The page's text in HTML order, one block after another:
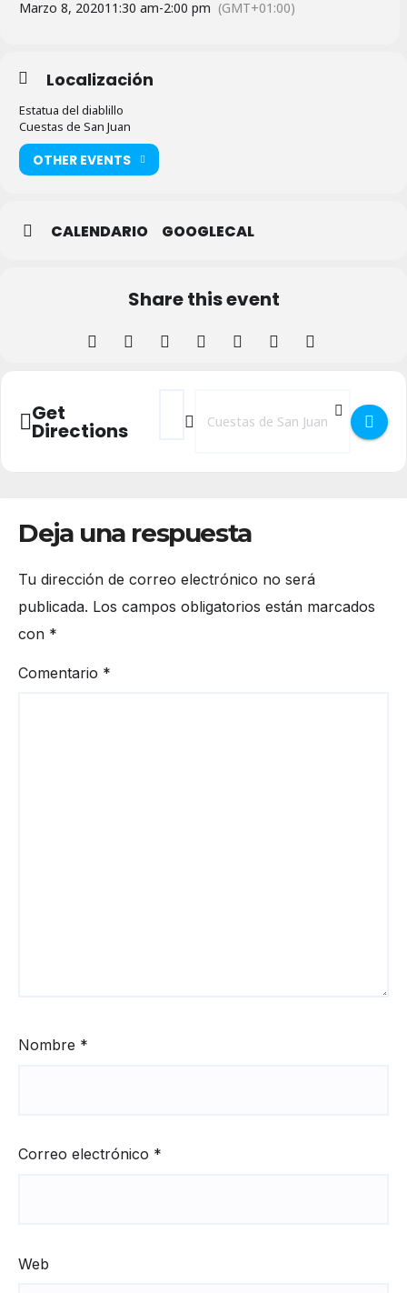
Marzo 8, 202011:30 am-2:00 pm (GMT+01:00)
Localización
Estatua del diablillo
Cuestas de San Juan
OTHER EVENTS
CALENDARIO GOOGLECAL
Share this event
Get
Directions
Address - Visitas Guiadas - Mujeres en
Destination Address - Visitas
Deja una respuesta
Tu dirección de correo electrónico no será
publicada. Los campos obligatorios están marcados
con *
Comentario *
Nombre *
Correo electrónico *
Web